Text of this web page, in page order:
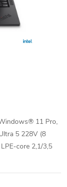
11 Pro,
5 228V (8
core 2,1/3,5